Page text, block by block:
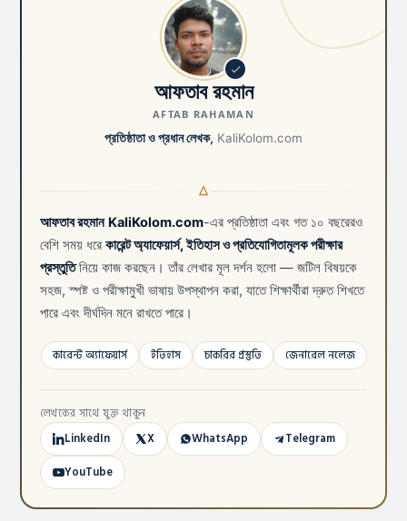
আফতাব রহমান
AFTAB RAHAMAN
প্রতিষ্ঠাতা ও প্রধান লেখক, KaliKolom.com
আফতাব রহমান KaliKolom.com-এর প্রতিষ্ঠাতা এবং গত ১০ বছরেরও
বেশি সময় ধরে কারেন্ট অ্যাফেয়ার্স, ইতিহাস ও প্রতিযোগিতামূলক পরীক্ষার
প্রস্তুতিনিয়ে কাজ করছেন। তাঁর লেখার মূল দর্শন হলো — জটিল বিষয়কে
সহজ, স্পষ্ট ও পরীক্ষামুখী ভাষায় উপস্থাপন করা, যাতে শিক্ষার্থীরা দ্রুত শিখতে
পারে এবং দীর্ঘদিন মনে রাখতে পারে।
কারেন্ট অ্যাফেয়ার্স ইতিহাস চাকরির প্রস্তুতি জেনারেল নলেজ
লেখকের সাথে যুক্ত থাকুন
LinkedIn X WhatsApp
Telegram
YouTube